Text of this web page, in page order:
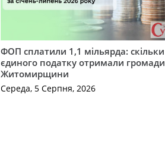
ФОП сплатили 1,1 мільярда: скільки
єдиного податку отримали громади
Житомирщини
Середа, 5 Серпня, 2026